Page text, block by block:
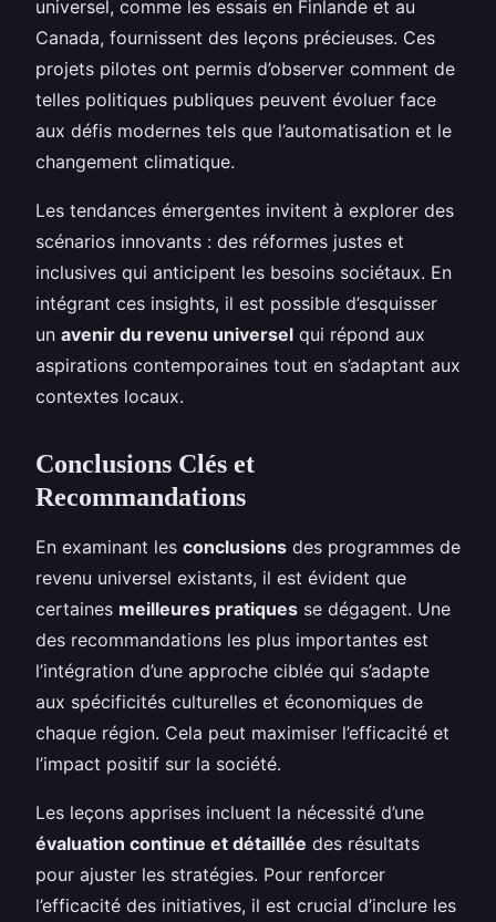
universel, comme les essais en Finlande et au
Canada, fournissent des leçons précieuses. Ces
projets pilotes ont permis d’observer comment de
telles politiques publiques peuvent évoluer face
aux défis modernes tels que l’automatisation et le
changement climatique.
Les tendances émergentes invitent à explorer des
scénarios innovants : des réformes justes et
inclusives qui anticipent les besoins sociétaux. En
intégrant ces insights, il est possible d’esquisser
un avenir du revenu universel qui répond aux
aspirations contemporaines tout en s’adaptant aux
contextes locaux.
Conclusions Clés et
Recommandations
En examinant les conclusions des programmes de
revenu universel existants, il est évident que
certaines meilleures pratiques se dégagent. Une
des recommandations les plus importantes est
l’intégration d’une approche ciblée qui s’adapte
aux spécificités culturelles et économiques de
chaque région. Cela peut maximiser l’efficacité et
l’impact positif sur la société.
Les leçons apprises incluent la nécessité d’une
évaluation continue et détaillée des résultats
pour ajuster les stratégies. Pour renforcer
l’efficacité des initiatives, il est crucial d’inclure les